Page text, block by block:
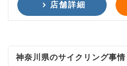
店舗詳細
神奈川県のサイクリング事情